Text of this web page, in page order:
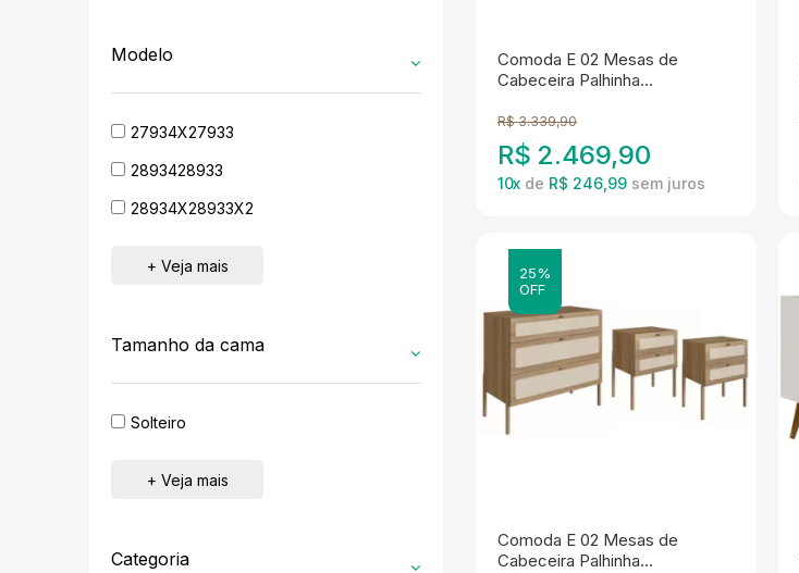
Modelo
27934X27933
2893428933
28934X28933X2
+ Veja mais
Tamanho da cama
Solteiro
+ Veja mais
Categoria
Comoda E 02 Mesas de
Cabeceira Palhinha
Artesano
R$ 3.339,90
R$ 2.469,90
10x de R$ 246,99
25%
OFF
Comoda E 02 Mesas de
Cabeceira Palhinha